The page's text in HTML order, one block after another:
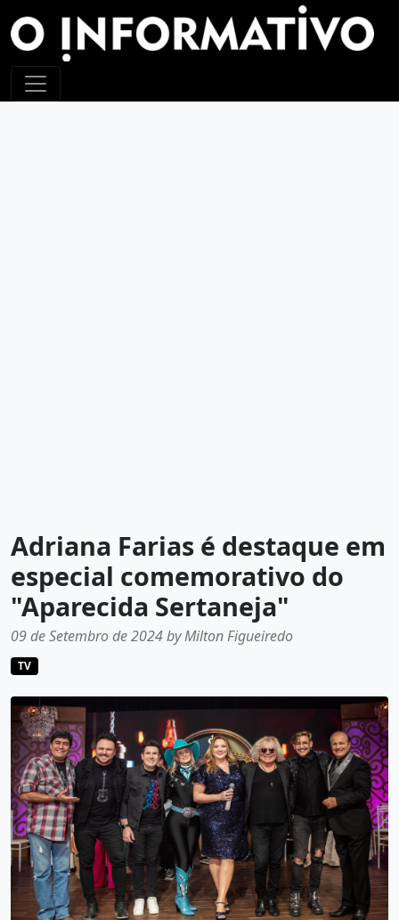
Adriana Farias é destaque em
especial comemorativo do
"Aparecida Sertaneja"
09 de Setembro de 2024 by Milton Figueiredo
TV